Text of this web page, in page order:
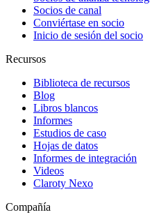
Socios de canal
Conviértase en socio
Inicio de sesión del socio
Recursos
Biblioteca de recursos
Blog
Libros blancos
Informes
Estudios de caso
Hojas de datos
Informes de integración
Videos
Claroty Nexo
Compañía